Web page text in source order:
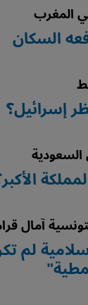
السكان
إسرائيل؟
آمال
لم